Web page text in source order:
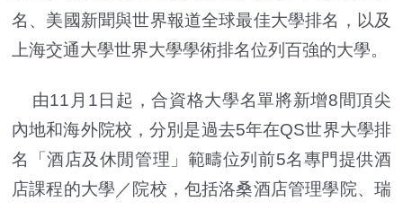
名、美國新聞與世界報道全球最佳大學排名，以及
上海交通大學世界大學學術排名位列百強的大學。
由11月1日起，合資格大學名單將新增8間頂尖
內地和海外院校，分別是過去5年在QS世界大學排
名「酒店及休閒管理」範疇位列前5名專門提供酒
店課程的大學／院校，包括洛桑酒店管理學院、瑞